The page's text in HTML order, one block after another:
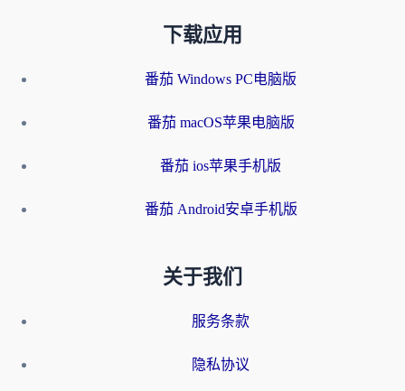
下载应用
番茄 Windows PC电脑版
番茄 macOS苹果电脑版
番茄 ios苹果手机版
番茄 Android安卓手机版
关于我们
服务条款
隐私协议